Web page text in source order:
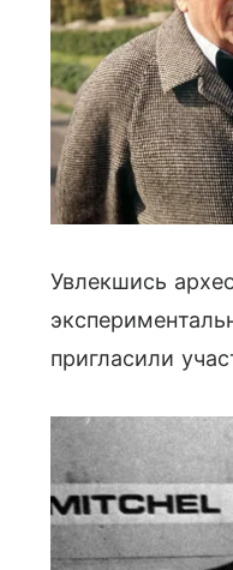
Увлекшись
пригласили